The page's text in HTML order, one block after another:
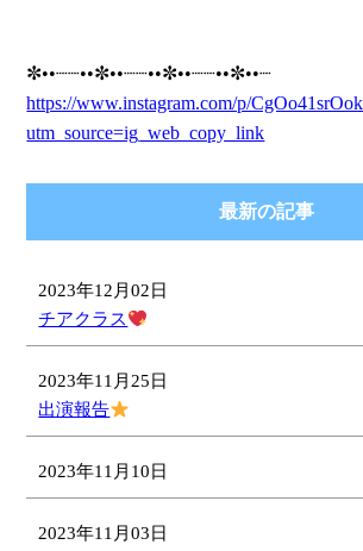
✼••┈┈••✼••┈┈••✼••┈┈••✼••┈
https://www.instagram.com/p/
utm_source=ig_web_copy_link
最新の記事
2023年12月02日
チアクラス
2023年11月25日
出演報告
2023年11月10日
2023年11月03日